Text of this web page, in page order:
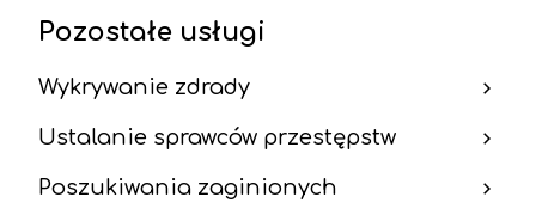
Pozostałe usługi
Wykrywanie zdrady
Ustalanie sprawców przestępstw
Poszukiwania zaginionych